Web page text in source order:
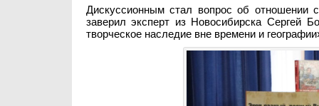
Дискуссионным стал вопрос об отношении
заверил эксперт из Новосибирска Сергей
творческое наследие вне времени и